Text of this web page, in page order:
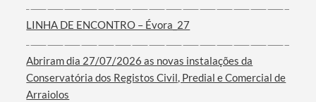
LINHA DE ENCONTRO – Évora_27
Abriram dia 27/07/2026 as novas instalações da
Conservatória dos Registos Civil, Predial e Comercial de
Arraiolos